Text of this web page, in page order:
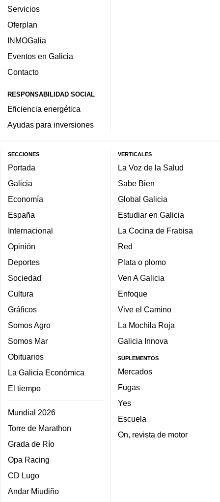
Servicios
Oferplan
INMOGalia
Eventos en Galicia
Contacto
RESPONSABILIDAD SOCIAL
Eficiencia energética
Ayudas para inversiones
SECCIONES
Portada
Galicia
Economía
España
Internacional
Opinión
Deportes
Sociedad
Cultura
Gráficos
Somos Agro
Somos Mar
Obituarios
La Galicia Económica
El tiempo
Mundial 2026
Torre de Marathon
Grada de Río
Opa Racing
CD Lugo
Andar Miudiño
VERTICALES
La Voz de la Salud
Sabe Bien
Global Galicia
Estudiar en Galicia
La Cocina de Frabisa
Red
Plata o plomo
Ven A Galicia
Enfoque
Vive el Camino
La Mochila Roja
Galicia Innova
SUPLEMENTOS
Mercados
Fugas
Yes
Escuela
On, revista de motor